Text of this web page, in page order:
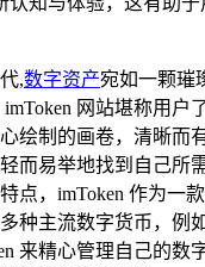
,数字资产宛如一颗璀
网站堪称用
绘制的画卷，清晰
而易举地找到自己
点，imToken 作为
种主流数字货币，
来精心管理自己的